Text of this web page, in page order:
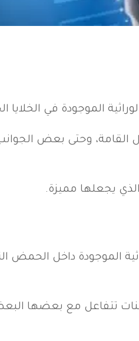
الموجودة في الخلايا
القامة، وحتى بعض
يجعلها مميزة.
تتفاعل مع بعضها